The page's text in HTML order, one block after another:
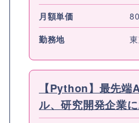
月額単価
勤務地
【Python】最先端
ル、研究開発企業